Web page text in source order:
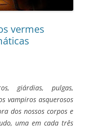
vermes
giárdias, pulgas,
vampiros asquerosos
dos nossos corpos e
uma em cada três